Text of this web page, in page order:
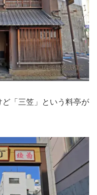
「三笠」という料亭が